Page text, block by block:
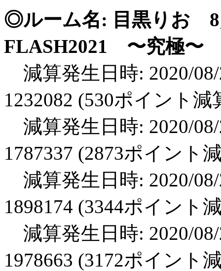
◎ルーム名: 目黒りお
FLASH2021 〜究極〜
減算発生日時: 2020/
1232082 (530ポイント減
減算発生日時: 2020/
1787337 (2873ポイント
減算発生日時: 2020/
1898174 (3344ポイント
減算発生日時: 2020/
1978663 (3172ポイント